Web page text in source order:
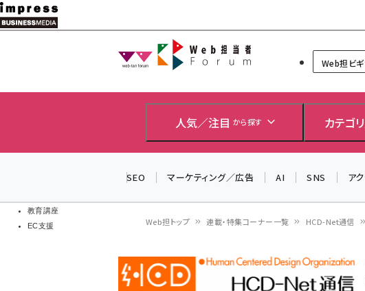
メ
イ
教育講座
EC支援
Web担当者Forum
Web担ビ
人気／注目 から探す カテゴ
SEO マーケティング／広告 AI SNS ア
パ
ン
Web担トップ 連載・特集コーナー一覧 HCD-Net通信
＼ 8月27
2026」開
▼申し込